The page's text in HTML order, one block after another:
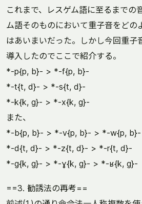
これまで、レスゲム語に至るまでの
ム語そのものにおいて重子音をどの
はあいまいだった。しかし今回重子
導入したのでここで紹介する。
*-p{p, b}- > *-f{p, b}-
*-t{t, d}- > *-s{t, d}-
*-k{k, g}- > *-x{k, g}-
また、
*-b{p, b}- > *-v{p, b}- > *-w{p, b}-
*-d{t, d}- > *-z{t, d}- > *-r{t, d}-
*-g{k, g}- > *-ɣ{k, g}- > *-ʁ{k, g}-
==3. 勧誘法の再考==